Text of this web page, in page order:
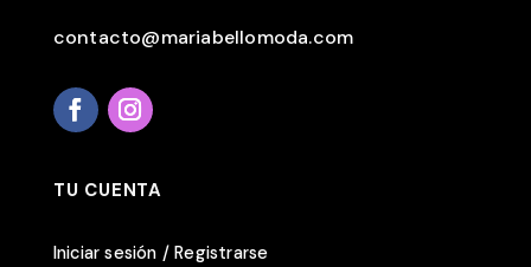
contacto@mariabellomoda.com
TU CUENTA
Iniciar sesión / Registrarse